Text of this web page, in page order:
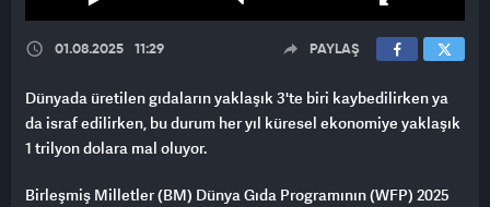
01.08.2025 11:29 PAYLAŞ
Dünyada üretilen gıdaların yaklaşık 3'te biri kaybedilirken ya
da israf edilirken, bu durum her yıl küresel ekonomiye yaklaşık
1 trilyon dolara mal oluyor.
Birleşmiş Milletler (BM) Dünya Gıda Programının (WFP) 2025